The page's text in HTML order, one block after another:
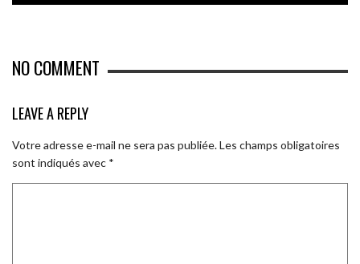
NO COMMENT
LEAVE A REPLY
Votre adresse e-mail ne sera pas publiée.Les champs obligatoires
sont indiqués avec *